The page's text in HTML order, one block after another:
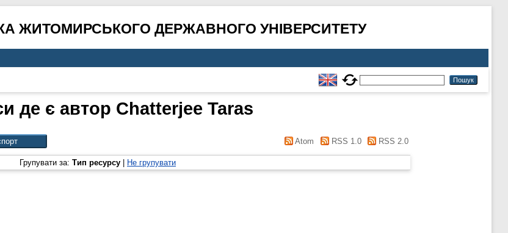
ЖИТОМИРСЬКОГО ДЕРЖАВНОГО УНІВЕРСИТЕТУ
де є автор Chatterjee Taras
Atom RSS 1.0 RSS 2.0
Групувати за: Тип ресурсу Не групувати